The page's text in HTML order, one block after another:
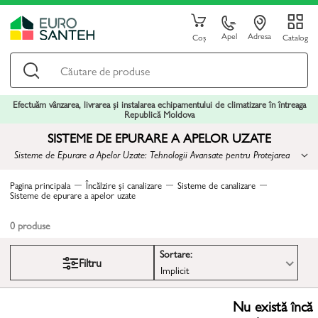
Coș Apel Adresa Catalog
Efectuăm vânzarea, livrarea și instalarea echipamentului de climatizare în întreaga
Republică Moldova
SISTEME DE EPURARE A APELOR UZATE
Sisteme de Epurare a Apelor Uzate: Tehnologii Avansate pentru Protejarea
Pagina principala Încălzire și canalizare Sisteme de canalizare
Sisteme de epurare a apelor uzate
0 produse
Filtru
Sortare:
Implicit
Nu există încă